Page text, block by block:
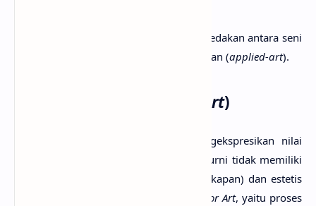
Seni rupa dilihat dari segi fungsinya dibedakan antara seni
) dan seni rupa terapan (applied-art).
fine art)
Adalah seni yang dibuat untuk mengekspresikan nilai
budaya dan keindahan. Artinya, seni murni tidak memiliki
fungsi lain selain sebagai ekspresi (ungkapan) dan estetis
Art for Art, yaitu proses